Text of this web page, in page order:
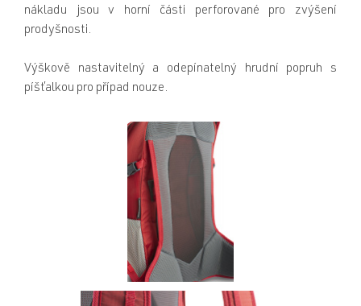
nákladu jsou v horní části perforované pro zvýšení
prodyšnosti.
Výškově nastavitelný a odepínatelný hrudní popruh s
píšťalkou pro případ nouze.